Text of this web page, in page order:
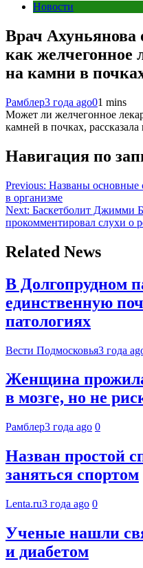
Новости
Врач Ахуньянова
как желчегонное
на камни в
Рамблер3 года ago01 mins
Может ли желчегонное
камней в почках, рассказала
Навигация по
Previous: Названы основные
в организме
Next: Баскетболит Джимми
прокомментировал слухи о
Related News
В Долгопрудном
единственную
патологиях
Вести Подмосковья3 года
Женщина
в мозге, но не
Рамблер3 года ago 0
Назван простой
заняться спортом
Lenta.ru3 года ago 0
Ученые нашли
и диабетом